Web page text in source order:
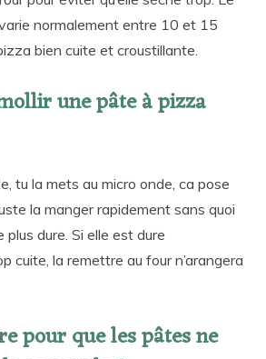
normalement entre 10 et 15
bien cuite et croustillante.
une pâte à pizza
tu la mets au micro onde, ca pose
la manger rapidement sans quoi
dure. Si elle est dure
cuite, la remettre au four n’arangera
pour que les pâtes ne